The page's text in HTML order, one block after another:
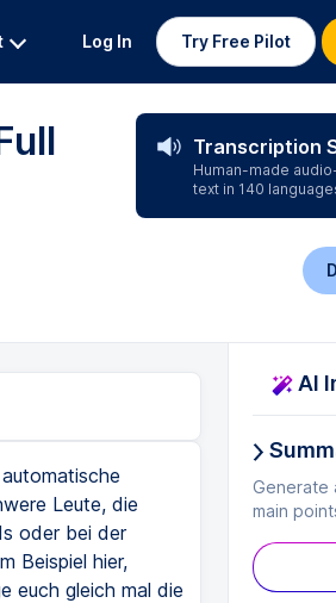
Log In Try Free Pilot
Transcription
Human-made
text in 140
Leute, die
oder bei der
Beispiel hier,
euch gleich mal die
AI
Generate
main